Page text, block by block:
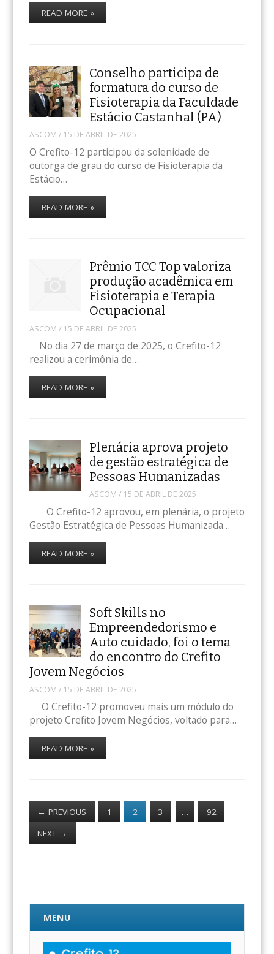
READ MORE »
Conselho participa de
formatura do curso de
Fisioterapia da Faculdade
Estácio Castanhal (PA)
ASCOM / 15 DE ABRIL DE 2025
O Crefito-12 participou da solenidade de
outorga de grau do curso de Fisioterapia da
Estácio…
READ MORE »
Prêmio TCC Top valoriza
produção acadêmica em
Fisioterapia e Terapia
Ocupacional
ASCOM / 15 DE ABRIL DE 2025
No dia 27 de março de 2025, o Crefito-12
realizou a cerimônia de…
READ MORE »
Plenária aprova projeto
de gestão estratégica de
Pessoas Humanizadas
ASCOM / 15 DE ABRIL DE 2025
O Crefito-12 aprovou, em plenária, o projeto
Gestão Estratégica de Pessoas Humanizada…
READ MORE »
Soft Skills no
Empreendedorismo e
Auto cuidado, foi o tema
do encontro do Crefito
Jovem Negócios
ASCOM / 15 DE ABRIL DE 2025
O Crefito-12 promoveu mais um módulo do
projeto Crefito Jovem Negócios, voltado para…
READ MORE »
← PREVIOUS 1 2 3 …
92
NEXT →
MENU